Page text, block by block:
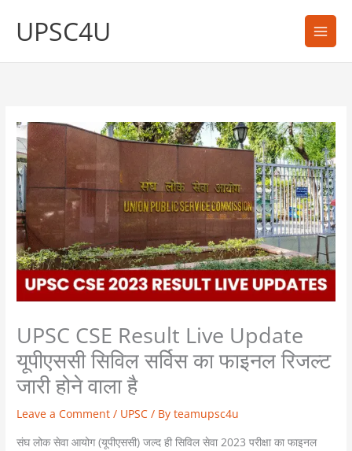
UPSC4U
UPSC CSE Result Live Update
यूपीएससी सिविल सर्विस का फाइनल रिजल्ट
जारी होने वाला है
Leave a Comment / UPSC / Byteamupsc4u
संघ लोक सेवा आयोग (यूपीएससी) जल्द ही सिविल सेवा 2023 परीक्षा का फाइनल